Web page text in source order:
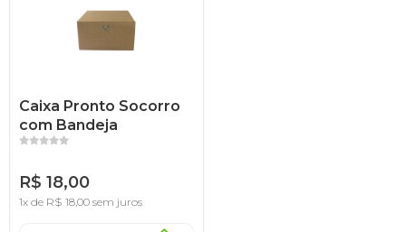
Caixa Pronto Socorro
com Bandeja
R$ 18,00
1x de R$ 18,00 sem juros